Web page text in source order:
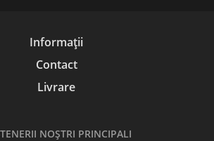
Informații
Contact
Livrare
NOŞTRI PRINCIPALI